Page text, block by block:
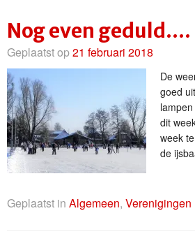
Nog even geduld….
Geplaatst op21 februari 2018
De
goed
dit
week
de
Geplaatst in Algemeen, Verenigingen